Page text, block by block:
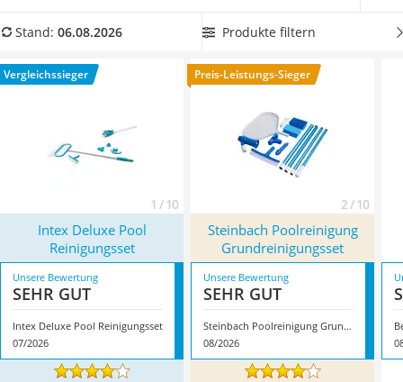
Löschdecke
Winterharte Palmen
Gasdurchlauferhitzer
noch leichter machen.
Wählen Sie aus unserer
Lieferumfang, um Ihren Pool auch bei großen
Verschmutzungen blitzblank zu bekommen. Überzeugt hat
uns hier im August 2026 besonders das Modell
Pool Reinigungsset* mit seinen Eigenschaften.
Stand: 06.08.2026 Produkte filtern
Vergleichssieger
1 / 10
Preis-Leistungs-Sieger
2 / 10
Intex Deluxe Pool
Reinigungsset
Steinbach Poolreinigung
Grundreinigungsset
Unsere Bewertung
SEHR GUT
Intex Deluxe Pool Reinigungsset
07/2026
Unsere Bewertung
SEHR GUT
Steinbach Poolreinigung Grundreinigungsset
08/2026